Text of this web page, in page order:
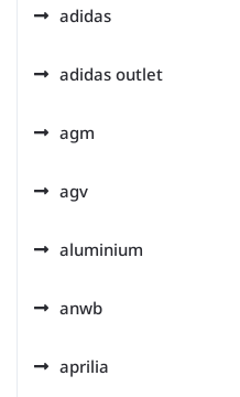
adidas
adidas outlet
agm
agv
aluminium
anwb
aprilia